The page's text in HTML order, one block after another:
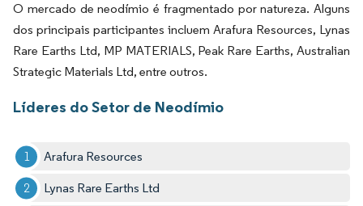
O mercado de neodímio é fragmentado por natureza. Alguns
dos principais participantes incluem Arafura Resources, Lynas
Rare Earths Ltd, MP MATERIALS, Peak Rare Earths, Australian
Strategic Materials Ltd, entre outros.
Líderes do Setor de Neodímio
Arafura Resources
Lynas Rare Earths Ltd